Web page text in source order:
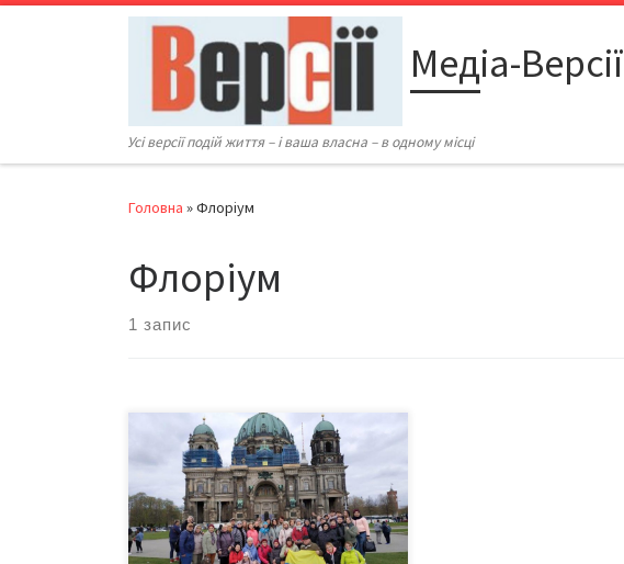
Перейти до вмісту
Медіа-Версії
Усі версії подій життя – і ваша власна – в одному місці
Головна »Флоріум
Флоріум
1 запис
Колектив “Флоріуму” на фестивалі
квітів “Койкенкорф”, весна, 2019
рік А нинішнього року вже
виповнилося 10 років глибоцькому
інтернет-магазину «Флоріум», який
місцевий голова ОТГ Григорій